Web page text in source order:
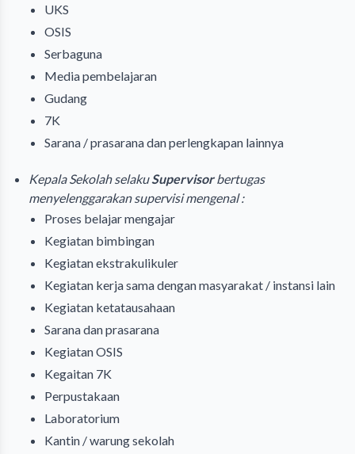
UKS
OSIS
Serbaguna
Media pembelajaran
Gudang
7K
Sarana / prasarana dan perlengkapan lainnya
Kepala Sekolah selakuSupervisorbertugas
menyelenggarakan supervisi mengenal :
Proses belajar mengajar
Kegiatan bimbingan
Kegiatan ekstrakulikuler
Kegiatan kerja sama dengan masyarakat / instansi lain
Kegiatan ketatausahaan
Sarana dan prasarana
Kegiatan OSIS
Kegaitan 7K
Perpustakaan
Laboratorium
Kantin / warung sekolah